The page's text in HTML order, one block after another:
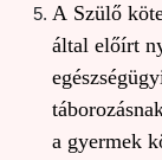
A Szülő
által előírt
a gyermek